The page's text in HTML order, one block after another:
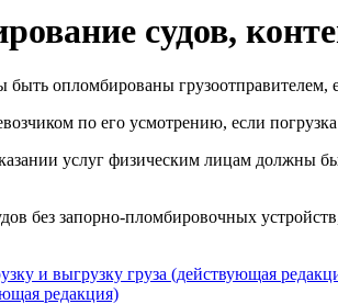
судов,
опломбированы грузоотправителем,
по его усмотрению, если погрузка
услуг физическим лицам должны
без запорно-пломбировочных
и выгрузку груза (действующая
редакция)